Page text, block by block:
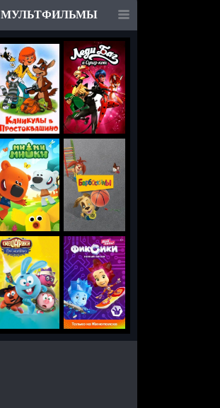
МУЛЬТФИЛЬМЫ